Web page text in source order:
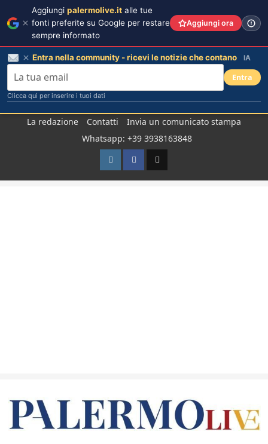
La redazione Contatti
Invia un comunicato stampa
Whatsapp: +39 3938163848
InstagramFacebook
TikTok
Aggiungi palermolive.it alle tue
fonti preferite su Google per restare
sempre informato
Aggiungi ora
Entra nella community - ricevi le notizie che contano IA
Entra
Clicca qui per inserire i tuoi dati